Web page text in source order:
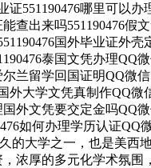
551190476哪里可以
查出来吗551190476
国外毕业证外
泰国文凭办理QQ
兰留学回国证明QQ微
外大学文凭真制作QQ
外文凭要交定金吗QQ
如何办理学历认证QQ
的大学之一，也是美
浓厚的多元化学术氛